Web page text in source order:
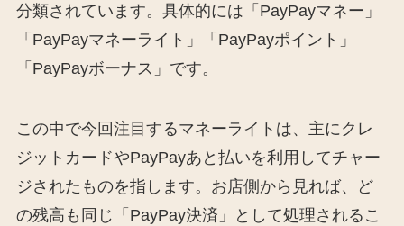
分類されています。具体的には「PayPayマネー」
「PayPayマネーライト」「PayPayポイント」
「PayPayボーナス」です。
この中で今回注目するマネーライトは、主にクレ
ジットカードやPayPayあと払いを利用してチャー
ジされたものを指します。お店側から見れば、ど
の残高も同じ「PayPay決済」として処理されるこ